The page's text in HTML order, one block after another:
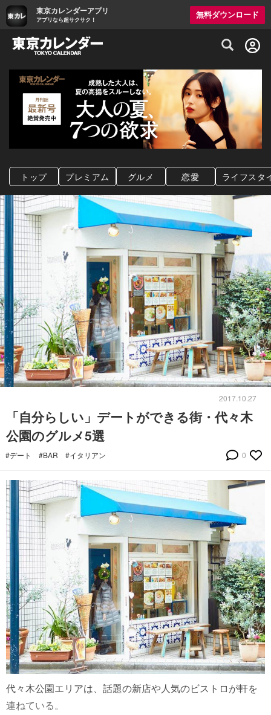
東京カレンダーアプリ
アプリなら超サクサク！
無料ダウンロード
グルメ情報・プレミアムレストラン予約
トップ プレミアム グルメ 恋愛 ライフスタ
2017.10.27
「自分らしい」デートができる街・代々木
公園のグルメ5選
#デート #BAR #イタリアン 0
代々木公園エリアは、話題の新店や人気のビストロが軒を
連ねている。